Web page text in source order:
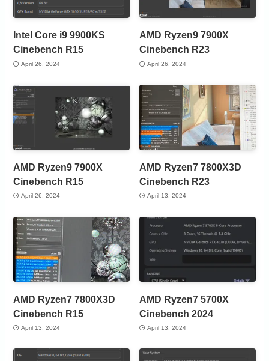
Intel Core i9 9900KS
Cinebench R15
April 26, 2024
AMD Ryzen9 7900X
Cinebench R23
April 26, 2024
AMD Ryzen9 7900X
Cinebench R15
April 26, 2024
AMD Ryzen7 7800X3D
Cinebench R23
April 13, 2024
AMD Ryzen7 7800X3D
Cinebench R15
April 13, 2024
AMD Ryzen7 5700X
Cinebench 2024
April 13, 2024